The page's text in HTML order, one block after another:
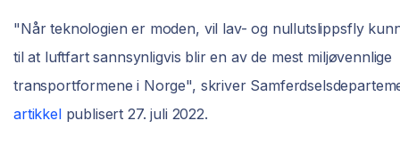
"Når teknologien er moden, vil lav- og nullutslippsfly
til at luftfart sannsynligvis blir en av de mest miljøvennlige
transportformene i Norge", skriver
artikkel publisert 27. juli 2022.